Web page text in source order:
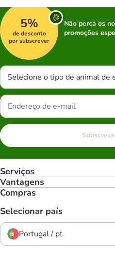
5%
de desconto
por subscrever
Não perca os
promoções
Selecione o tipo de animal de
Serviços
Vantagens
Compras
Selecionar país
Portugal / pt